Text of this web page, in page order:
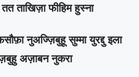
ताखिज़ा फीहिम हुस्ना
नुअज्ज़िबुहू सुम्मा युरद्दु इला
अज़ाबन नुकरा